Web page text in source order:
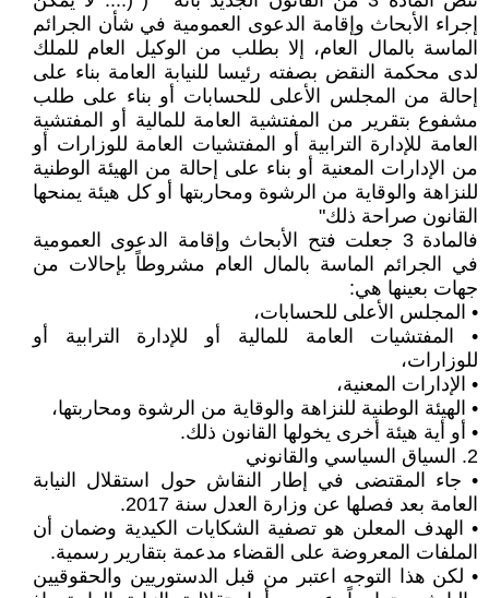
إجراء الأبحاث وإقامة الدعوى العمومية في شأن الجرائم
الماسة بالمال العام، إلا بطلب من الوكيل العام للملك
لدى محكمة النقض بصفته رئيسا للنيابة العامة بناء على
إحالة من المجلس الأعلى للحسابات أو بناء على طلب
مشفوع بتقرير من المفتشية العامة للمالية أو المفتشية
العامة للإدارة الترابية أو المفتشيات العامة للوزارات أو
من الإدارات المعنية أو بناء على إحالة من الهيئة الوطنية
للنزاهة والوقاية من الرشوة ومحاربتها أو كل هيئة يمنحها
القانون صراحة ذلك"
فالمادة 3 جعلت فتح الأبحاث وإقامة الدعوى العمومية
في الجرائم الماسة بالمال العام مشروطاً بإحالات من
جهات بعينها هي:
• المجلس الأعلى للحسابات،
• المفتشيات العامة للمالية أو للإدارة الترابية أو
للوزارات،
• الإدارات المعنية،
• الهيئة الوطنية للنزاهة والوقاية من الرشوة ومحاربتها،
• أو أية هيئة أخرى يخولها القانون ذلك.
2. السياق السياسي والقانوني
• جاء المقتضى في إطار النقاش حول استقلال النيابة
العامة بعد فصلها عن وزارة العدل سنة 2017.
• الهدف المعلن هو تصفية الشكايات الكيدية وضمان أن
الملفات المعروضة على القضاء مدعمة بتقارير رسمية.
• لكن هذا التوجه اعتبر من قبل الدستوريين والحقوقيين